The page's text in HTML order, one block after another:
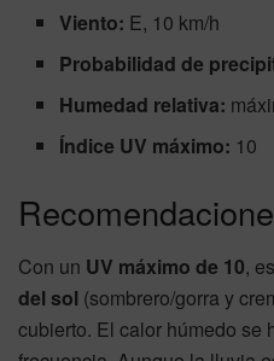
Viento: E, 10 km/h
Probabilidad de
Humedad relativa:
Índice UV máximo: 10
Con un UV máximo de 10,
del sol (sombrero/gorra y
cubierto. El calor húmedo se